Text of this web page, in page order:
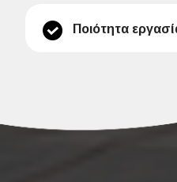
Ποιότητα